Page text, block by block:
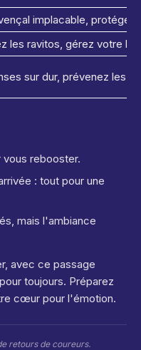
implacable, protégez
les ravitos, gérez votre
sur dur, prévenez les
vous rebooster.
: tout pour une
mais l'ambiance
avec ce passage
toujours. Préparez
cœur pour l'émotion.
retours de coureurs.